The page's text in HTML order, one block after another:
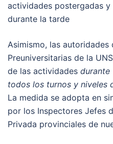
actividades postergadas
durante la tarde
Asimismo, las autoridades
Preuniversitarias de la
de las actividades durante
todos los turnos y niveles
La medida se adopta en
por los Inspectores Jefes
Privada provinciales de